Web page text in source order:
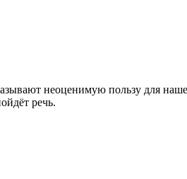
неоценимую пользу для
речь.